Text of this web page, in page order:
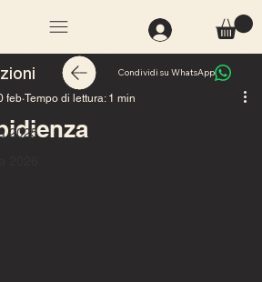
2025
feb Tempo di lettura: 1 min
Condividi su WhatsApp